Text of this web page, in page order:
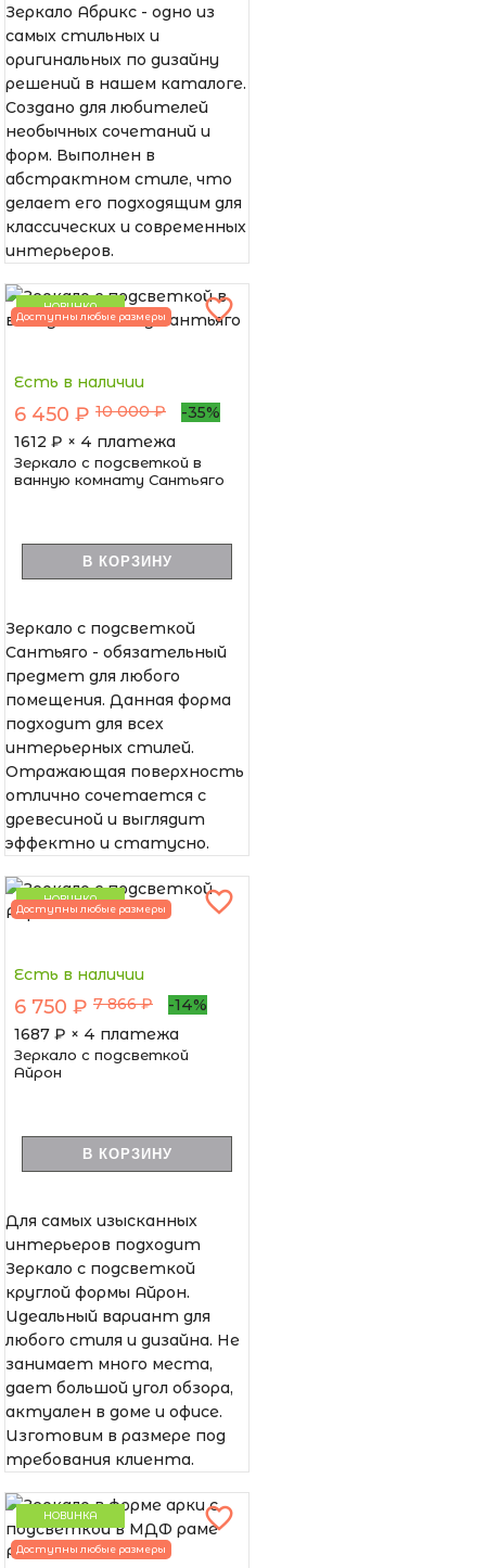
Зеркало Абрикс - одно из
самых стильных и
оригинальных по дизайну
решений в нашем каталоге.
Создано для любителей
необычных сочетаний и
форм. Выполнен в
абстрактном стиле, что
делает его подходящим для
классических и современных
интерьеров.
НОВИНКА
Доступны любые размеры
Есть в наличии
6 450 ₽ 10 000 ₽
-35%
1612 ₽ × 4 платежа
Зеркало с подсветкой в
ванную комнату Сантьяго
В КОРЗИНУ
Зеркало с подсветкой
Сантьяго - обязательный
предмет для любого
помещения. Данная форма
подходит для всех
интерьерных стилей.
Отражающая поверхность
отлично сочетается с
древесиной и выглядит
эффектно и статусно.
НОВИНКА
Доступны любые размеры
Есть в наличии
6 750 ₽ 7 866 ₽
-14%
1687 ₽ × 4 платежа
Зеркало с подсветкой
Айрон
В КОРЗИНУ
Для самых изысканных
интерьеров подходит
Зеркало с подсветкой
круглой формы Айрон.
Идеальный вариант для
любого стиля и дизайна. Не
занимает много места,
дает большой угол обзора,
актуален в доме и офисе.
Изготовим в размере под
требования клиента.
НОВИНКА
Доступны любые размеры